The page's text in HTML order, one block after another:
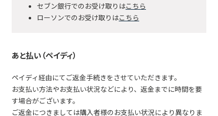
セブン銀行でのお受け取りはこちら
ローソンでのお受け取りはこちら
あと払い（ペイディ）
ペイディ経由にてご返金手続きをさせていただきます。
お支払い方法やお支払い状況などにより、返金までに時間を要
す場合がございます。
ご返金につきましては購入者様のお支払い状況により異なりま